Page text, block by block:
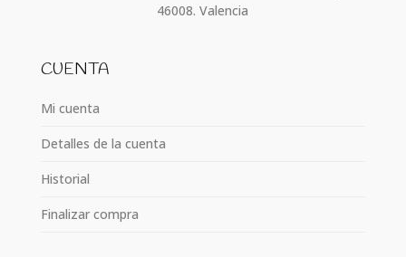
46008. Valencia
CUENTA
Mi cuenta
Detalles de la cuenta
Historial
Finalizar compra